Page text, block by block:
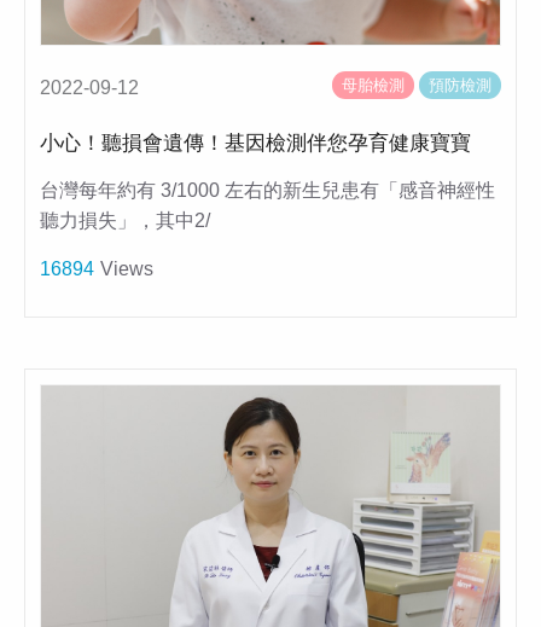
2022-09-12 母胎檢測 預防檢測
小心！聽損會遺傳！基因檢測伴您孕育健康寶寶
台灣每年約有 3/1000 左右的新生兒患有「感音神經性
聽力損失」，其中2/
16894 Views